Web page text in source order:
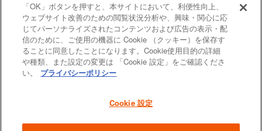
サイトポリシー 特定商取引法に基づく表示
並行輸入品について 個人情報保護方針
返品について
よくあるご質問 お問い合わせ
「OK」ボタンを押すと、本サイトにおいて、利便性向上、
ウェブサイト改善のための閲覧状況分析や、興味・関心に応
じてパーソナライズされたコンテンツおよび広告の表示・配
信のために、ご使用の機器に Cookie （クッキー）を保存す
ることに同意したことになります。Cookie使用目的の詳細
や種類、また設定の変更は 「Cookie 設定」をご確認くださ
い。
プライバシーポリシー
Cookie 設定